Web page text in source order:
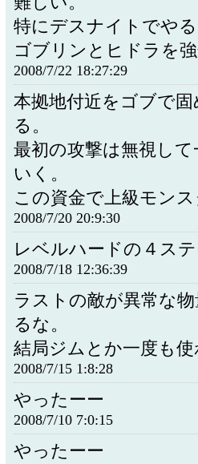
特にデスナイトでや
ゴブリンとヒドラを強
2008/7/22 18:27:29
本拠地付近をゴブで
る。
最初の攻撃は無視し
いく。
この資金で上級モン
2008/7/20 20:9:30
レベルハードの４ス
2008/7/18 12:36:39
ラストの敵が異常な
るな。
結局ジムとか一度も使
2008/7/15 1:8:28
やったーー
2008/7/10 7:0:15
やったーー